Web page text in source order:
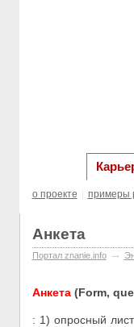
о проекте примеры
Анкета
Портал znanie.info→
Анкета (Form,
: 1) опросный